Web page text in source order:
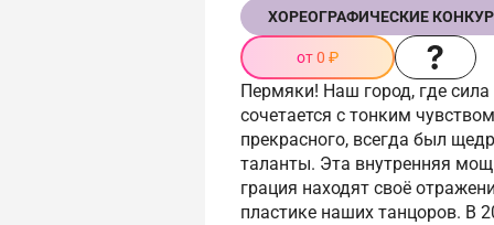
ХОРЕОГРАФИЧЕСКИЕ
от 0 ₽
Пермяки! Наш город, где сила
сочетается с тонким чувством
прекрасного, всегда был
таланты. Эта внутренняя
грация находят своё
пластике наших танцоров. В